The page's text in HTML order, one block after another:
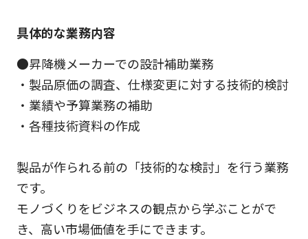
具体的な業務内容
●昇降機メーカーでの設計補助業務
・製品原価の調査、仕様変更に対する技術的検討
・業績や予算業務の補助
・各種技術資料の作成
製品が作られる前の「技術的な検討」を行う業務
です。
モノづくりをビジネスの観点から学ぶことがで
き、高い市場価値を手にできます。